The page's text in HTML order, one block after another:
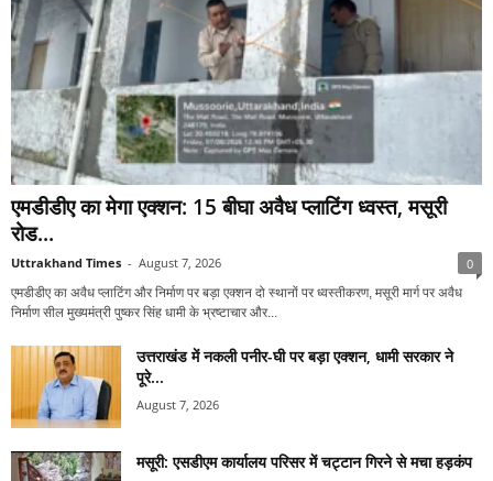
एमडीडीए का मेगा एक्शन: 15 बीघा अवैध प्लाटिंग ध्वस्त, मसूरी
रोड...
Uttrakhand Times - August 7, 2026 0
एमडीडीए का अवैध प्लाटिंग और निर्माण पर बड़ा एक्शन दो स्थानों पर ध्वस्तीकरण, मसूरी मार्ग पर अवैध
निर्माण सील मुख्यमंत्री पुष्कर सिंह धामी के भ्रष्टाचार और...
उत्तराखंड में नकली पनीर-घी पर बड़ा एक्शन, धामी सरकार ने
पूरे...
August 7, 2026
मसूरी: एसडीएम कार्यालय परिसर में चट्टान गिरने से मचा हड़कंप